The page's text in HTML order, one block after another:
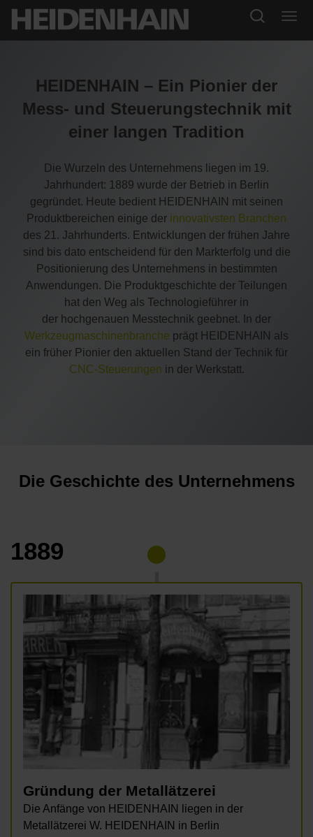
HEIDENHAIN – Ein Pionier der
Mess- und Steuerungstechnik mit
einer langen Tradition
Die Wurzeln des Unternehmens liegen im 19.
Jahrhundert: 1889 wurde der Betrieb in Berlin
gegründet. Heute bedient HEIDENHAIN mit seinen
Produktbereichen einige der innovativsten Branchen
des 21. Jahrhunderts. Entwicklungen der frühen Jahre
sind bis dato entscheidend für den Markterfolg und die
Positionierung des Unternehmens in bestimmten
Anwendungen. Die Produktgeschichte der Teilungen
hat den Weg als Technologieführer in
der hochgenauen Messtechnik geebnet. In der
Werkzeugmaschinenbranche prägt HEIDENHAIN als
ein früher Pionier den aktuellen Stand der Technik für
CNC-Steuerungen in der Werkstatt.
Die Geschichte des Unternehmens
1889
Gründung der Metallätzerei
Die Anfänge von HEIDENHAIN liegen in der
Metallätzerei W. HEIDENHAIN in Berlin